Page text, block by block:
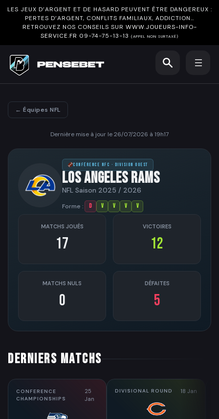
LES JEUX D’ARGENT ET DE HASARD PEUVENT ÊTRE DANGEREUX :
PERTES D’ARGENT, CONFLITS FAMILIAUX, ADDICTION…
RETROUVEZ NOS CONSEILS SUR WWW.JOUEURS-INFO-
SERVICE.FR 09-74-75-13-13 (APPEL NON SURTAXÉ)
← Équipes NFL
Dernière mise à jour le 26/07/2026 à 19h17
CONFÉRENCE NFC · DIVISION OUEST
LOS ANGELES RAMS
NFL Saison 2025 / 2026
Forme : D V V V V
MATCHS JOUÉS
17
VICTOIRES
12
MATCHS NULS
0
DÉFAITES
5
DERNIERS MATCHS
CONFERENCE
CHAMPIONSHIPS
25
Jan
DIVISIONAL ROUND 18 Jan